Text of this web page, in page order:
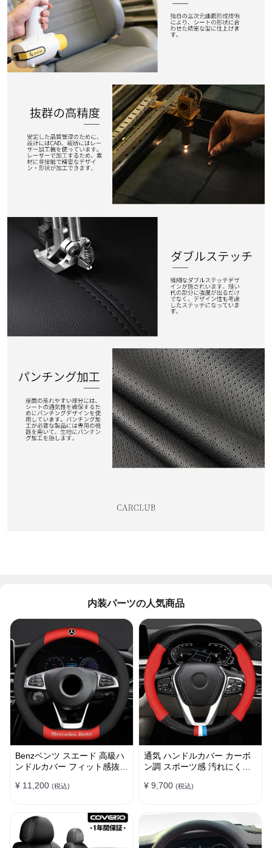
内装パーツの人気商品
Benzベンツ スエード 高級ハ
ンドルカバー フィット感抜群
38CM
¥ 11,200 (税込)
通気 ハンドルカバー カーボ
ン調 スポーツ感 汚れにくい
け簡単 38CM
¥ 9,700 (税込)